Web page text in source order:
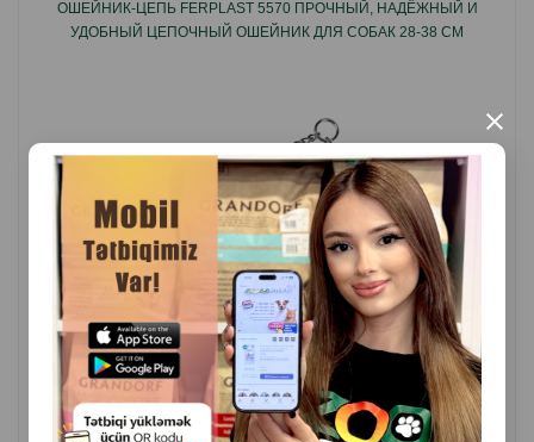
×
ОШЕЙНИК-ЦЕПЬ FERPLAST 5570 ПРОЧНЫЙ, НАДЁЖНЫЙ И
УДОБНЫЙ ЦЕПОЧНЫЙ ОШЕЙНИК ДЛЯ СОБАК 28-38 CM
( Отзывы)
Масса Цена
Купить
1 шт
29.00